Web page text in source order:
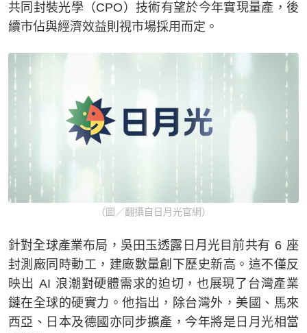
共同封裝光學（CPO）技術有望於今年實現量產，後
續市佔與經濟效益則視市場採用而定。
（圖／翻攝自日月光官網）
針對全球產業布局，吳田玉透露日月光目前共有 6 座
封測廠同時動工，建廠數量創下歷史新高。這不僅反
映出 AI 浪潮對硬體需求的迫切，也展現了台灣產業
鏈在全球的硬實力。他指出，除台灣外，美國、馬來
西亞、日本及德國亦同步擴產，今年將是日月光相當